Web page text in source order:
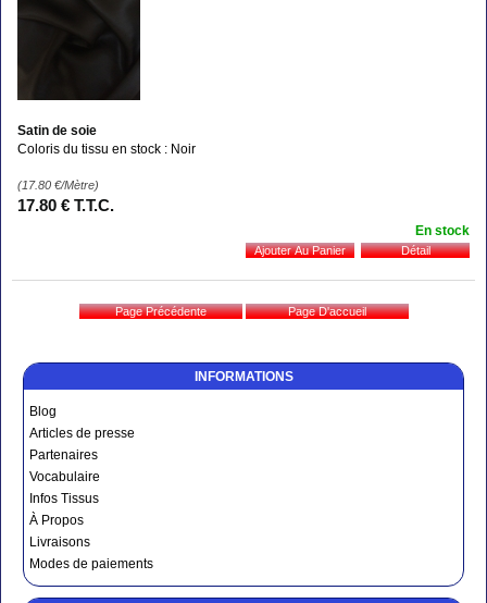
INFORMATIONS
Blog
Articles de presse
Partenaires
Vocabulaire
Infos Tissus
À Propos
Livraisons
Modes de paiements
Satin de soie
Coloris du tissu en stock : Noir
(17.80 €/Mètre)
17.80 € T.T.C.
En stock